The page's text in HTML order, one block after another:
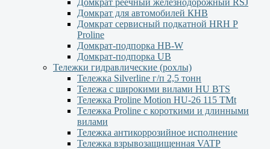
Домкрат реечный железнодорожный RSJ
Домкрат для автомобилей КНВ
Домкрат сервисный подкатной НRH P
Proline
Домкрат-подпорка HB-W
Домкрат-подпорка UB
Тележки гидравлические (рохлы)
Тележка Silverline г/п 2,5 тонн
Тележа с широкими вилами HU BTS
Тележка Proline Motion HU-26 115 TMt
Тележка Proline с короткими и длинными
вилами
Тележка антикоррозийное исполнение
Тележка взрывозащищенная VATP